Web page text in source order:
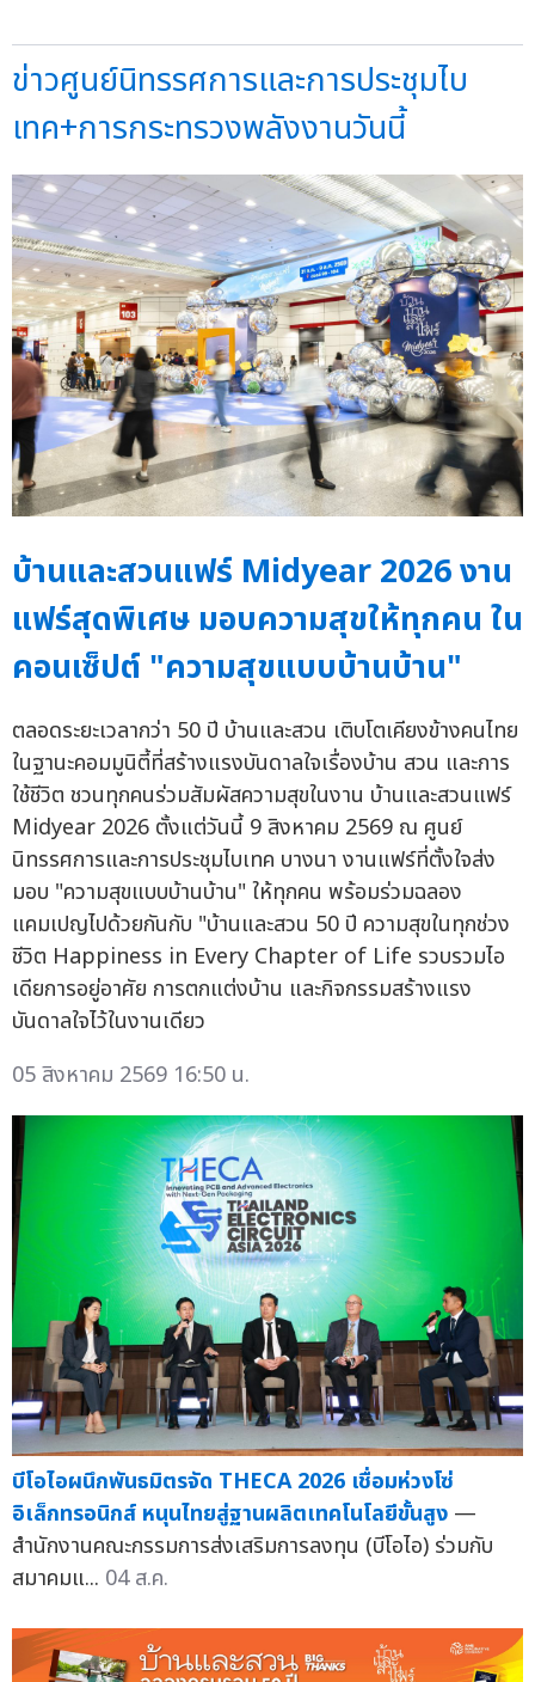
ข่าวศูนย์นิทรรศการและการประชุมไบ
เทค+การกระทรวงพลังงานวันนี้
บ้านและสวนแฟร์ Midyear 2026 งาน
แฟร์สุดพิเศษ มอบความสุขให้ทุกคน ใน
คอนเซ็ปต์ "ความสุขแบบบ้านบ้าน"
ตลอดระยะเวลากว่า 50 ปี บ้านและสวน เติบโตเคียงข้างคนไทย
ในฐานะคอมมูนิตี้ที่สร้างแรงบันดาลใจเรื่องบ้าน สวน และการ
ใช้ชีวิต ชวนทุกคนร่วมสัมผัสความสุขในงาน บ้านและสวนแฟร์
Midyear 2026 ตั้งแต่วันนี้ 9 สิงหาคม 2569 ณ ศูนย์
นิทรรศการและการประชุมไบเทค บางนา งานแฟร์ที่ตั้งใจส่ง
มอบ "ความสุขแบบบ้านบ้าน" ให้ทุกคน พร้อมร่วมฉลอง
แคมเปญไปด้วยกันกับ "บ้านและสวน 50 ปี ความสุขในทุกช่วง
ชีวิต Happiness in Every Chapter of Life รวบรวมไอ
เดียการอยู่อาศัย การตกแต่งบ้าน และกิจกรรมสร้างแรง
บันดาลใจไว้ในงานเดียว
05 สิงหาคม 2569 16:50 น.
บีโอไอผนึกพันธมิตรจัด THECA 2026 เชื่อมห่วงโซ่
อิเล็กทรอนิกส์ หนุนไทยสู่ฐานผลิตเทคโนโลยีขั้นสูง —
สำนักงานคณะกรรมการส่งเสริมการลงทุน (บีโอไอ) ร่วมกับ
สมาคมแ... 04 ส.ค.